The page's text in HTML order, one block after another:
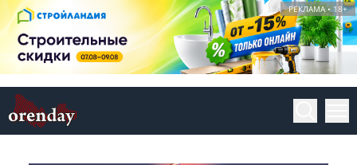
РЕКЛАМА • 18+